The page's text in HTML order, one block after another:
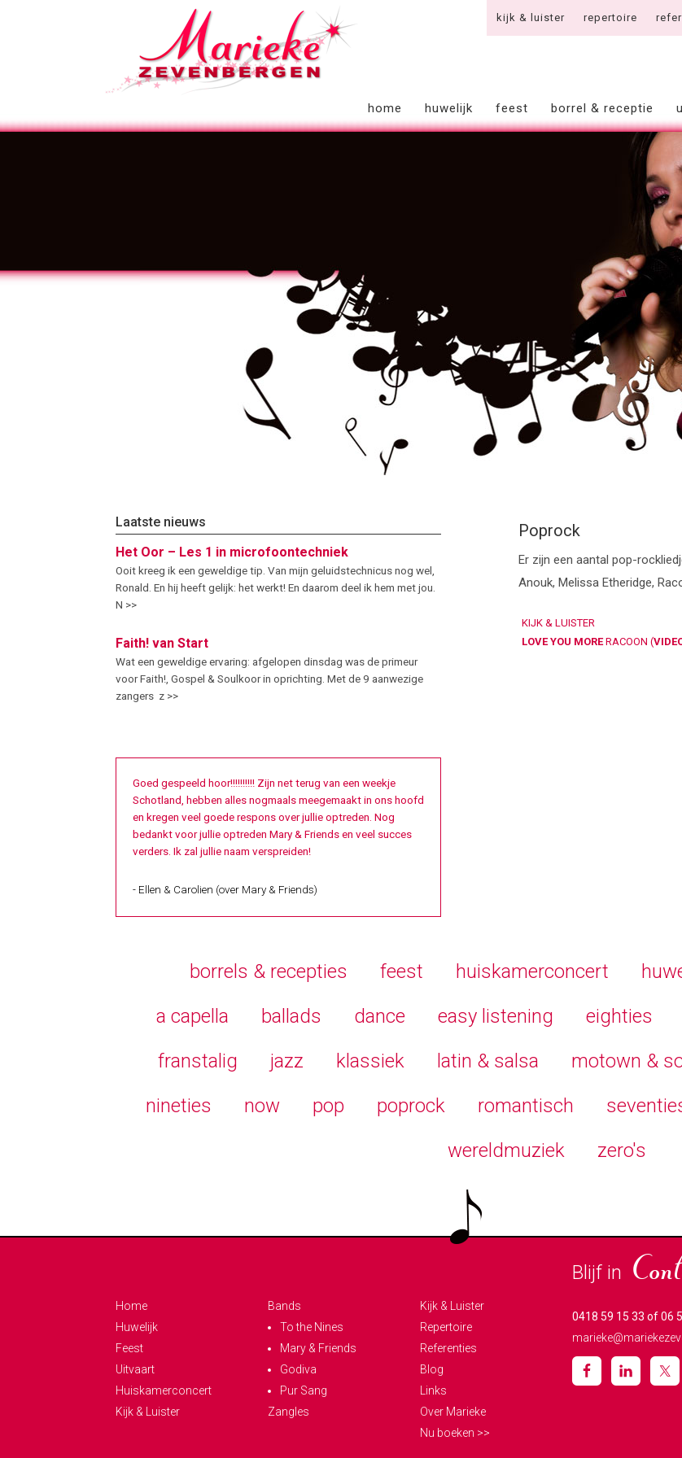
kijk & luister repertoire
home huwelijk feest borrel & receptie
Poprock
Er zijn een aantal pop-
Anouk, Melissa Etheridge,
KIJK & LUISTER
LOVE YOU MORERACOON (
Laatste nieuws
Het Oor – Les 1 in microfoontechniek
Ooit kreeg ik een geweldige tip. Van mijn geluidstechnicus nog wel,
Ronald. En hij heeft gelijk: het werkt! En daarom deel ik hem met jou.
N >>
Faith! van Start
Wat een geweldige ervaring: afgelopen dinsdag was de primeur
voor Faith!, Gospel & Soulkoor in oprichting. Met de 9 aanwezige
zangers z >>
Goed gespeeld hoor!!!!!!!!!! Zijn net terug van een weekje
Schotland, hebben alles nogmaals meegemaakt in ons hoofd
en kregen veel goede respons over jullie optreden. Nog
bedankt voor jullie optreden Mary & Friends en veel succes
verders. Ik zal jullie naam verspreiden!
- Ellen & Carolien (over Mary & Friends)
borrels & recepties feest huiskamerconcert
a capella
ballads dance easy listening eighties
franstalig
jazz klassiek latin & salsa motown &
nineties
now pop poprock romantisch
wereldmuziek
zero's
Home
Huwelijk
Feest
Uitvaart
Huiskamerconcert
Kijk & Luister
Bands
To the Nines
Mary & Friends
Godiva
Pur Sang
Zangles
Kijk & Luister
Repertoire
Referenties
Blog
Links
Over Marieke
Nu boeken >>
Blijf in
0418 59 15 33 of 06